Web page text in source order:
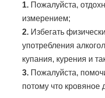
1. Пожалуйста,
измерением;
2. Избегать
употребления
купания, курения и
3. Пожалуйста,
потому что кровяное